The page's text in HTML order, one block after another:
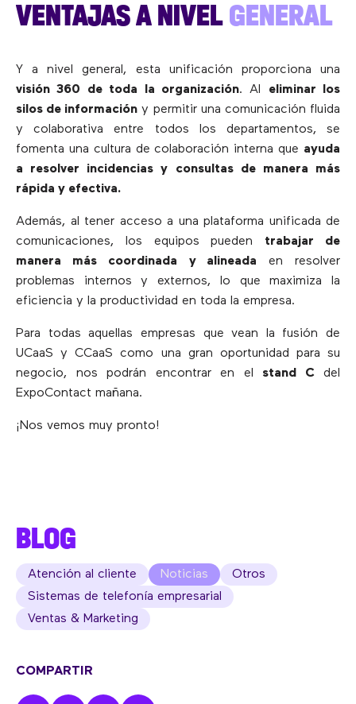
VENTAJAS A NIVELGENERAL
Y a nivel general, esta unificación proporciona una
visión 360 de toda la organización. Al eliminar los
silos de información y permitir una comunicación fluida
y colaborativa entre todos los departamentos, se
fomenta una cultura de colaboración interna que ayuda
a resolver incidencias y consultas de manera más
rápida y efectiva.
Además, al tener acceso a una plataforma unificada de
comunicaciones, los equipos pueden trabajar de
manera más coordinada
y alineada en resolver
problemas internos y externos, lo que maximiza la
eficiencia y la productividad en toda la empresa.
Para todas aquellas empresas que vean la fusión de
UCaaS y CCaaS como una gran oportunidad para su
negocio, nos podrán encontrar en el stand C del
ExpoContact mañana.
¡Nos vemos muy pronto!
BLOG
Atención al cliente Noticias
Otros
Sistemas de telefonía empresarial
Ventas & Marketing
COMPARTIR